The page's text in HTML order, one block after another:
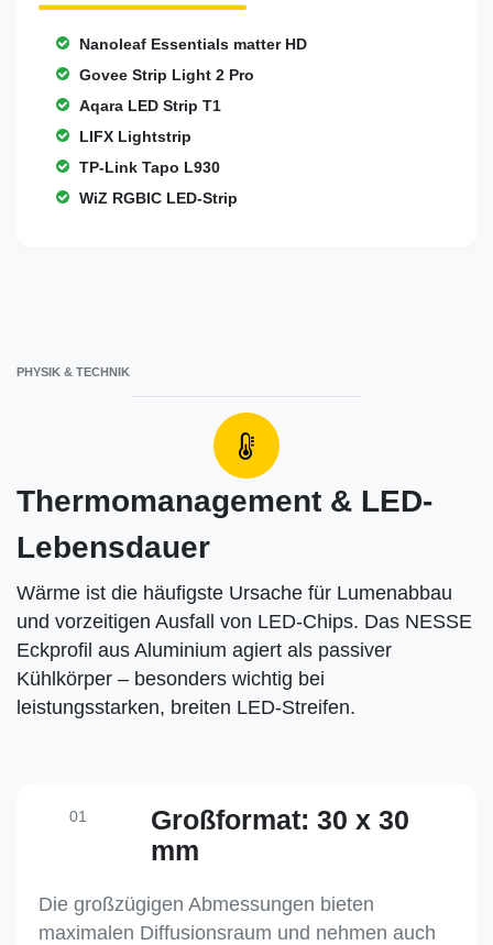
Nanoleaf Essentials matter HD
Govee Strip Light 2 Pro
Aqara LED Strip T1
LIFX Lightstrip
TP-Link Tapo L930
WiZ RGBIC LED-Strip
PHYSIK & TECHNIK
Thermomanagement & LED-
Lebensdauer
Wärme ist die häufigste Ursache für Lumenabbau
und vorzeitigen Ausfall von LED-Chips. Das NESSE
Eckprofil aus Aluminium agiert als passiver
Kühlkörper – besonders wichtig bei
leistungsstarken, breiten LED-Streifen.
01
Großformat: 30 x 30
mm
Die großzügigen Abmessungen bieten
maximalen Diffusionsraum und nehmen auch